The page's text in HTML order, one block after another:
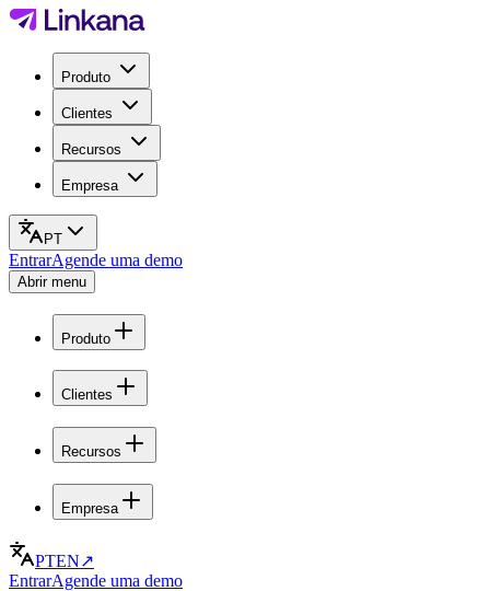
Produto
Clientes
Recursos
Empresa
PT
EntrarAgende uma demo
Abrir menu
Produto
Clientes
Recursos
Empresa
PTEN↗
EntrarAgende uma demo